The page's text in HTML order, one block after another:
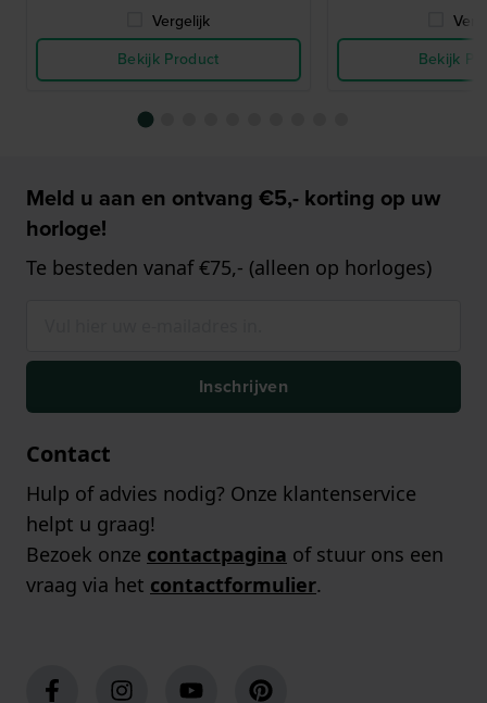
Vergelijk
Bekijk Product
Bekijk
Meld u aan en ontvang €5,- korting op uw
horloge!
Te besteden vanaf €75,- (alleen op horloges)
Inschrijven
Contact
Hulp of advies nodig? Onze klantenservice
helpt u graag!
Bezoek onze contactpagina of stuur ons een
vraag via het contactformulier.